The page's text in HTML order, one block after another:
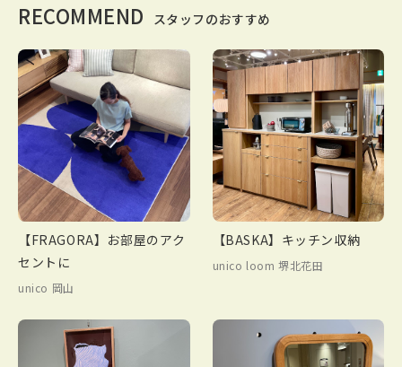
RECOMMEND スタッフのおすすめ
【FRAGORA】お部屋のアク
セントに
unico 岡山
【BASKA】キッチン収納
unico loom 堺北花田